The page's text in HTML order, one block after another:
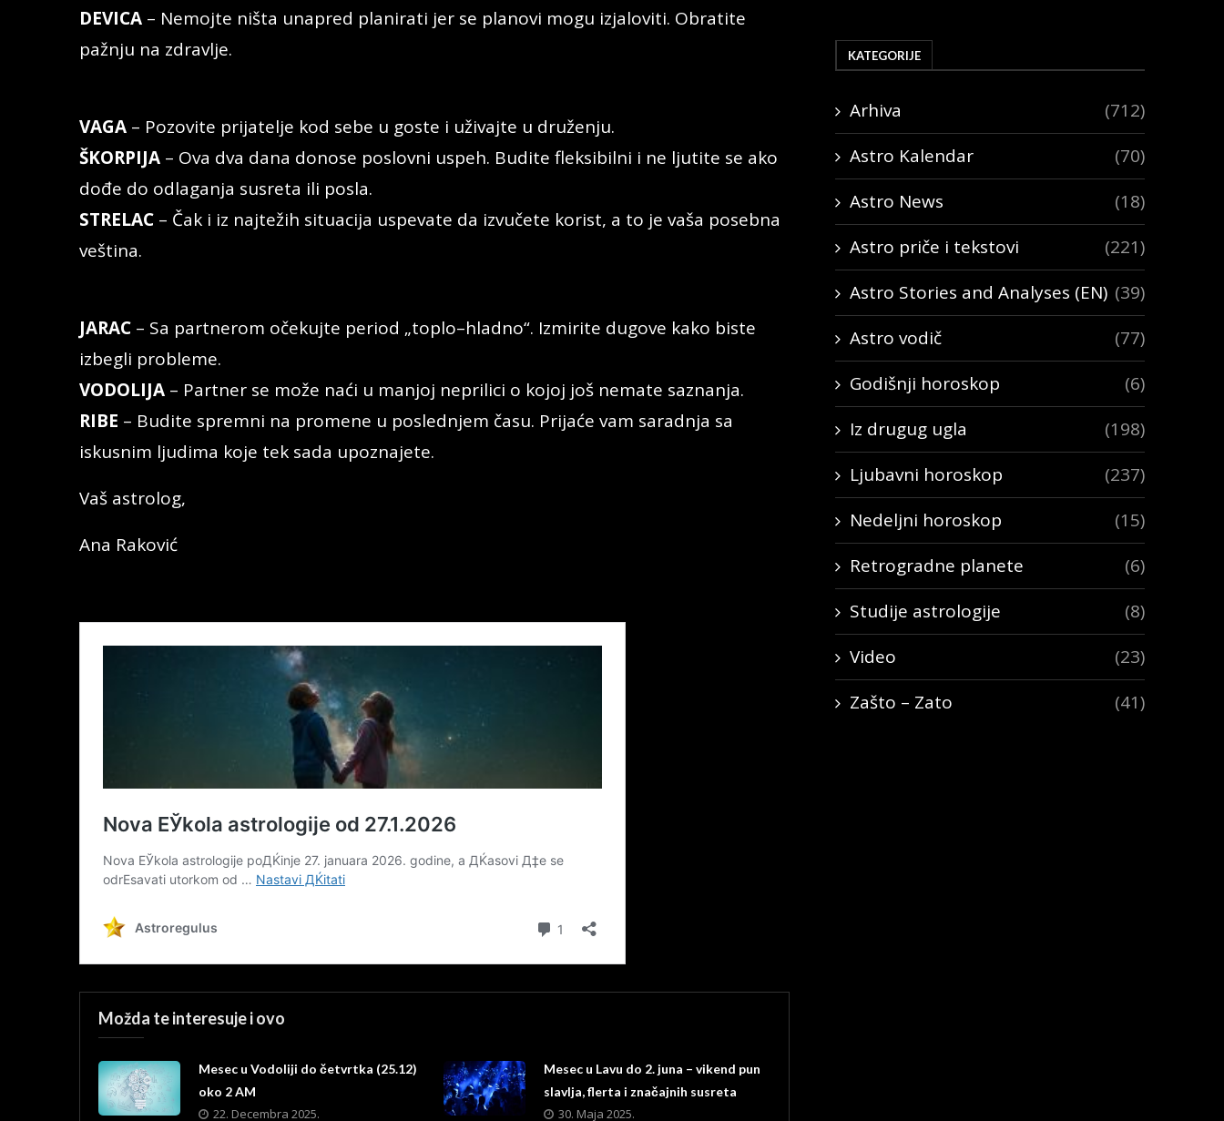
DEVICA – Nemojte ništa unapred planirati jer se planovi mogu izjaloviti. Obratite
pažnju na zdravlje.
VAGA – Pozovite prijatelje kod sebe u goste i uživajte u druženju.
ŠKORPIJA – Ova dva dana donose poslovni uspeh. Budite fleksibilni i ne ljutite se ako
dođe do odlaganja susreta ili posla.
STRELAC – Čak i iz najtežih situacija uspevate da izvučete korist, a to je vaša posebna
veština.
JARAC – Sa partnerom očekujte period „toplo–hladno“. Izmirite dugove kako biste
izbegli probleme.
VODOLIJA – Partner se može naći u manjoj neprilici o kojoj još nemate saznanja.
RIBE – Budite spremni na promene u poslednjem času. Prijaće vam saradnja sa
iskusnim ljudima koje tek sada upoznajete.
Vaš astrolog,
Ana Raković
Možda te interesuje i ovo
Mesec u Vodoliji do četvrtka (25.12)
oko 2 AM
22. Decembra 2025.
Mesec u Lavu do 2. juna – vikend pun
slavlja, flerta i značajnih susreta
30. Maja 2025.
KATEGORIJE
Arhiva
(712)
Astro Kalendar
(70)
Astro News
(18)
Astro priče i tekstovi
(221)
Astro Stories and Analyses (EN) (39)
Astro vodič
(77)
Godišnji horoskop
(6)
Iz drugug ugla
(198)
Ljubavni horoskop
(237)
Nedeljni horoskop
(15)
Retrogradne planete
(6)
Studije astrologije
(8)
Video
(23)
Zašto – Zato
(41)